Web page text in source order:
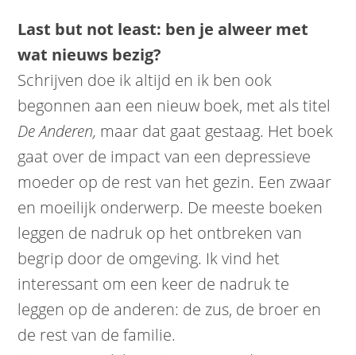
Last but not least: ben je alweer met
wat nieuws bezig?
Schrijven doe ik altijd en ik ben ook
begonnen aan een nieuw boek, met als titel
De Anderen, maar dat gaat gestaag. Het boek
gaat over de impact van een depressieve
moeder op de rest van het gezin. Een zwaar
en moeilijk onderwerp. De meeste boeken
leggen de nadruk op het ontbreken van
begrip door de omgeving. Ik vind het
interessant om een keer de nadruk te
leggen op de anderen: de zus, de broer en
de rest van de familie.